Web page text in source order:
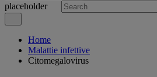
placeholder
Home
Malattie infettive
Citomegalovirus